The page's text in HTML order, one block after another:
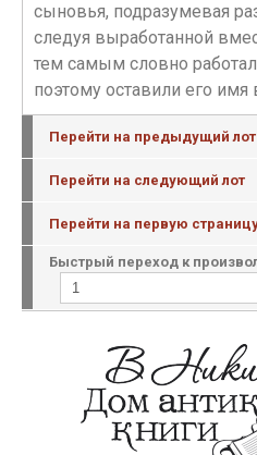
сыновья, подразумевая
следуя выработанной
тем самым словно
поэтому оставили его
Перейти на предыдущий лот
Перейти на следующий лот
Перейти на первую
Быстрый переход к